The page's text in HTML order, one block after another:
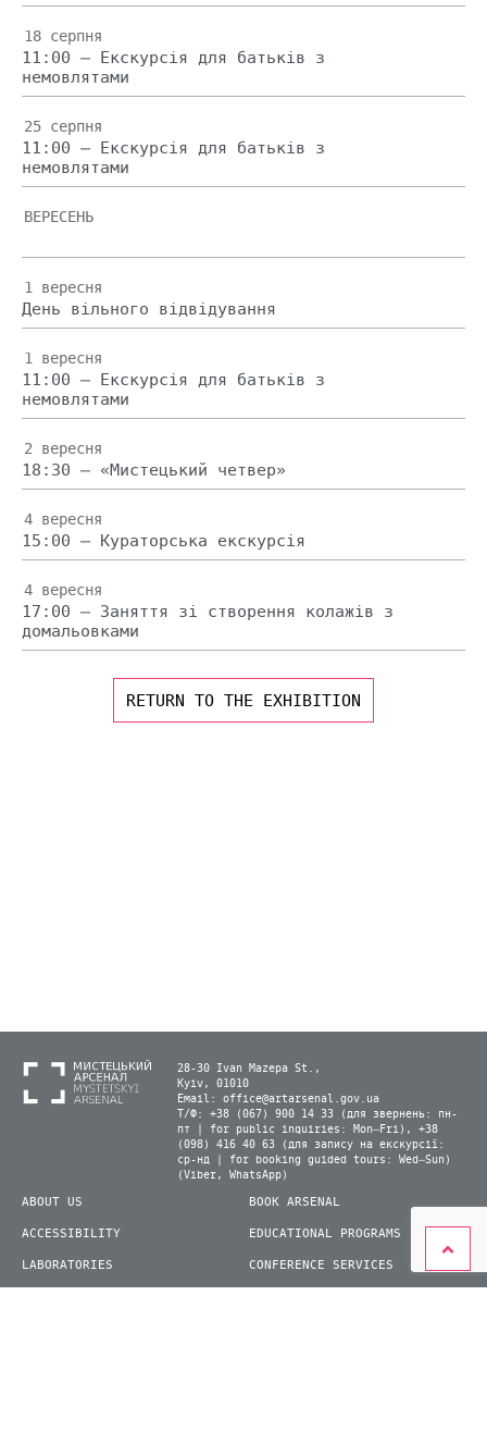
18 серпня
11:00 — Екскурсія для батьків з
немовлятами
25 серпня
11:00 — Екскурсія для батьків з
немовлятами
ВЕРЕСЕНЬ
1 вересня
День вільного відвідування
1 вересня
11:00 — Екскурсія для батьків з
немовлятами
2 вересня
18:30 — «Мистецький четвер»
4 вересня
15:00 — Кураторська екскурсія
4 вересня
17:00 — Заняття зі створення колажів з
домальовками
RETURN TO THE EXHIBITION
28-30 Ivan Mazepa St.,
Kyiv, 01010
Email: office@artarsenal.gov.ua
Т/Ф: +38 (067) 900 14 33 (для звернень: пн-
пт | for public inquiries: Mon–Fri), +38
(098) 416 40 63 (для запису на екскурсії:
ср-нд | for booking guided tours: Wed–Sun)
(Viber, WhatsApp)
ABOUT US
ACCESSIBILITY
LABORATORIES
BOOK ARSENAL
EDUCATIONAL PROGRAMS
CONFERENCE SERVICES